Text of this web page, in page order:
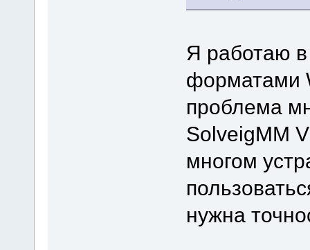
Я работаю в
форматами
проблема
SolveigMM
многом
нужна